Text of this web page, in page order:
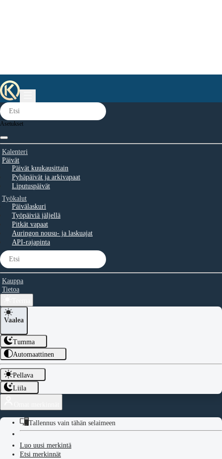
Asetukset
Kalenteri
Päivät
Päivät kuukausittain
Pyhäpäivät ja arkivapaat
Liputuspäivät
Työkalut
Päivälaskuri
Työpäiviä jäljellä
Pitkät vapaat
Auringon nousu- ja laskuajat
API-rajapinta
Kauppa
Tietoa
Vaalea
Tumma
Automaattinen
Pellava
Liila
Tallennus vain tähän selaimeen
Luo uusi merkintä
Etsi merkinnät